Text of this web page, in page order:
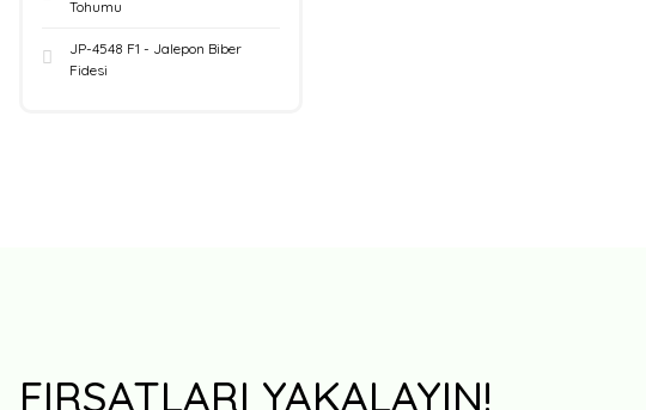
Tohumu
JP-4548 F1 - Jalepon Biber
Fidesi
FIRSATLARI YAKALAYIN!